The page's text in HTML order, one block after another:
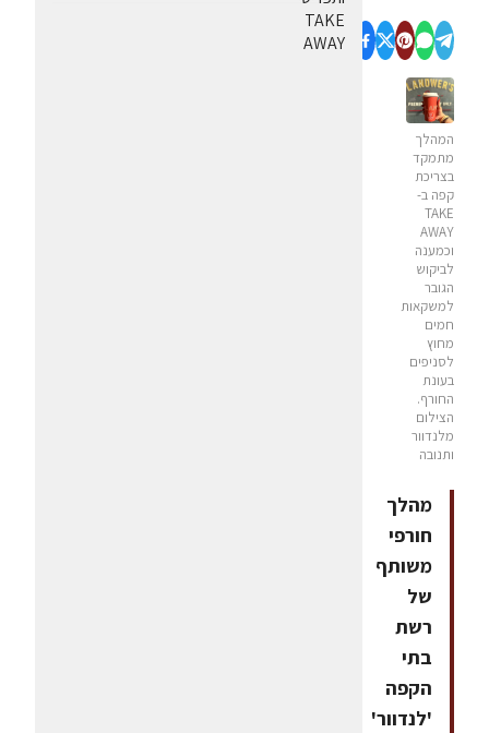
המהלך
מתמקד
בצריכת
קפה ב-
TAKE
AWAY
וכמענה
לביקוש
הגובר
למשקאות
חמים
מחוץ
לסניפים
בעונת
החורף.
הצילום
מלנדוור
ותנובה
מהלך
חורפי
משותף
של
רשת
בתי
הקפה
'לנדוור'